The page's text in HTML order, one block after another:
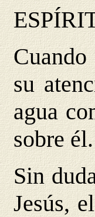
su
agua
sobre él.
Sin
Jesús,